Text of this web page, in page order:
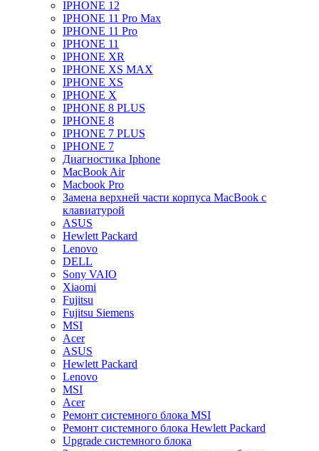
IPHONE 12
IPHONE 11 Pro Max
IPHONE 11 Pro
IPHONE 11
IPHONE XR
IPHONE XS MAX
IPHONE XS
IPHONE X
IPHONE 8 PLUS
IPHONE 8
IPHONE 7 PLUS
IPHONE 7
Диагностика Iphone
MacBook Air
Macbook Pro
Замена верхней части корпуса MacBook с
клавиатурой
ASUS
Hewlett Packard
Lenovo
DELL
Sony VAIO
Xiaomi
Fujitsu
Fujitsu Siemens
MSI
Acer
ASUS
Hewlett Packard
Lenovo
MSI
Acer
Ремонт системного блока MSI
Ремонт системного блока Hewlett Packard
Upgrade системного блока